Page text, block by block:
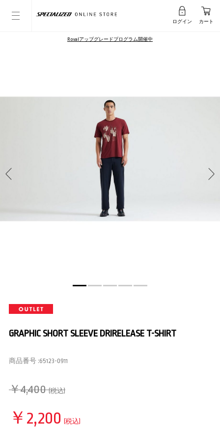
ログイン カート
Rovalアップグレードプログラム開催中
GRAPHIC SHORT SLEEVE DRIRELEASE T-SHIRT
商品番号 :65123-0911
￥4,400 (税込)
￥2,200 (税込)